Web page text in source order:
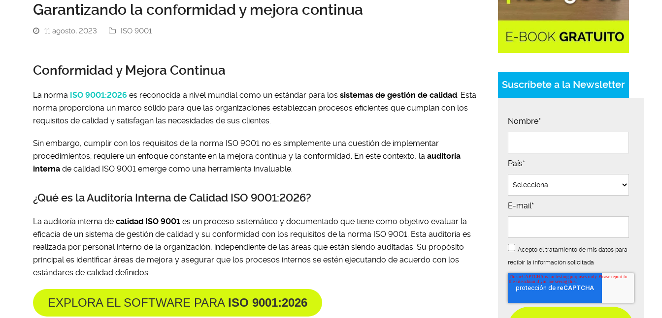
Garantizando la conformidad y mejora continua
11 agosto, 2023 ISO 9001
Conformidad y Mejora Continua
La norma ISO 9001:2026 es reconocida a nivel mundial como un estándar para lossistemas de gestión de calidad. Esta
norma proporciona un marco sólido para que las organizaciones establezcan procesos eficientes que cumplan con los
requisitos de calidad y satisfagan las necesidades de sus clientes.
Sin embargo, cumplir con los requisitos de la norma ISO 9001 no es simplemente una cuestión de implementar
procedimientos; requiere un enfoque constante en la mejora continua y la conformidad. En este contexto, laauditoría
interna de calidad ISO 9001 emerge como una herramienta invaluable.
¿Qué es la Auditoría Interna de Calidad ISO 9001:2026?
La auditoría interna decalidad ISO 9001 es un proceso sistemático y documentado que tiene como objetivo evaluar la
eficacia de un sistema de gestión de calidad y su conformidad con los requisitos de la norma ISO 9001. Esta auditoría es
realizada por personal interno de la organización, independiente de las áreas que están siendo auditadas. Su propósito
principal es identificar áreas de mejora y asegurar que los procesos internos se estén ejecutando de acuerdo con los
estándares de calidad definidos.
EXPLORA EL SOFTWARE PARA ISO 9001:2026
Suscríbete a la Newsletter
Nombre*
País*
E-mail*
Acepto el tratamiento de mis datos para
recibir la información solicitada